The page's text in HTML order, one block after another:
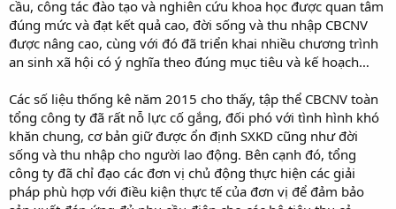
cầu, công tác đào tạo và nghiên cứu khoa học được quan tâm
đúng mức và đạt kết quả cao, đời sống và thu nhập CBCNV
được nâng cao, cùng với đó đã triển khai nhiều chương trình
an sinh xã hội có ý nghĩa theo đúng mục tiêu và kế hoạch…
Các số liệu thống kê năm 2015 cho thấy, tập thể CBCNV toàn
tổng công ty đã rất nỗ lực cố gắng, đối phó với tình hình khó
khăn chung, cơ bản giữ được ổn định SXKD cũng như đời
sống và thu nhập cho người lao động. Bên cạnh đó, tổng
công ty đã chỉ đạo các đơn vị chủ động thực hiện các giải
pháp phù hợp với điều kiện thực tế của đơn vị để đảm bảo